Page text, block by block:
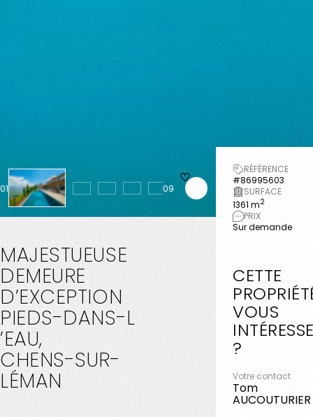
01 09
MAJESTUEUSE
DEMEURE
D’EXCEPTION
PIEDS-DANS-L
’EAU,
CHENS-SUR-
LÉMAN
RÉFÉRENCE
#86995603
SURFACE
1361 m2
PRIX
Sur demande
CETTE
VOUS
?
Votre contact
Tom
AUCOUTURIER